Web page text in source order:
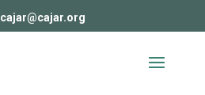
cajar@cajar.org